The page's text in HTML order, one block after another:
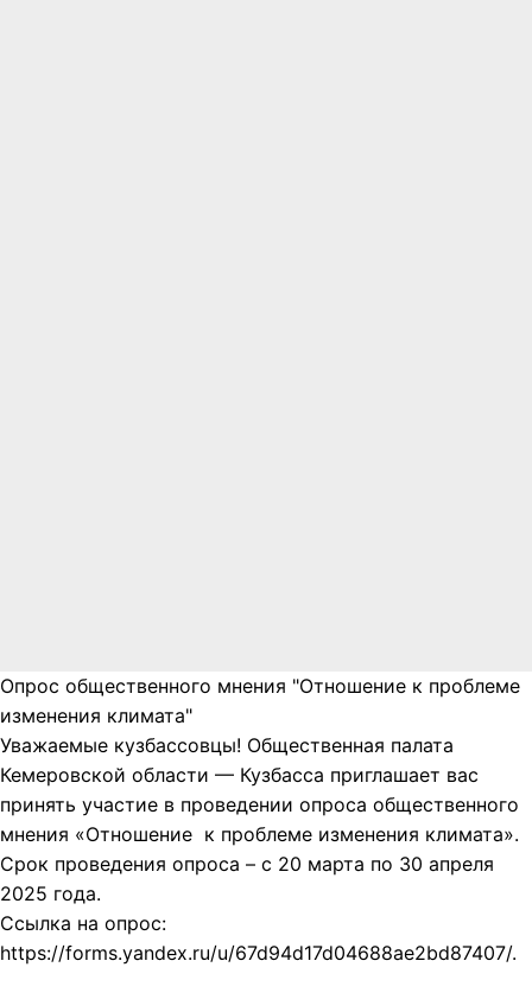
Опрос общественного мнения "Отношение к проблеме
изменения климата"
Уважаемые кузбассовцы! Общественная палата
Кемеровской области — Кузбасса приглашает вас
принять участие в проведении опроса общественного
мнения «Отношение к проблеме изменения климата».
Срок проведения опроса – с 20 марта по 30 апреля
2025 года.
Ссылка на опрос:
https://forms.yandex.ru/u/67d94d17d04688ae2bd87407/.